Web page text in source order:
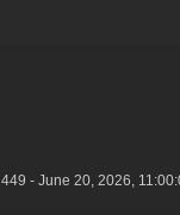
449 - June 20, 2026,